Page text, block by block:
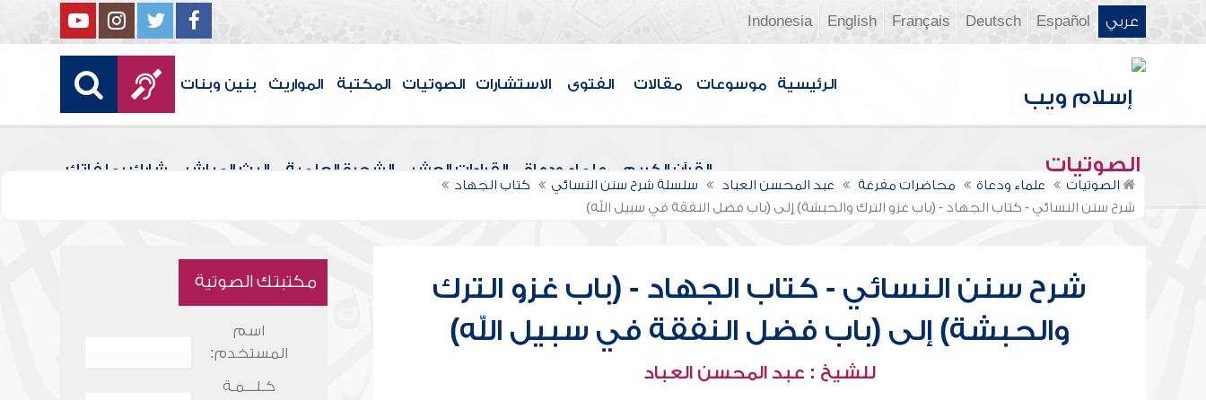
عربي Español
Deutsch
Français
English
Indonesia
الرئيسية موسوعات مقالات الفتوى الاستشارات الصوتيات المكتبة المواريث بنين وبنات
الصوتيات القرآن الكريم علماء ودعاة القراءات العشر الشجرة العلمية البث المباشر شارك بملفاتك
الصوتيات علماء ودعاة محاضرات مفرغة عبد المحسن العباد سلسلة شرح سنن النسائي
كتاب الجهاد
شرح سنن النسائي - كتاب الجهاد - (باب غزو الترك والحبشة) إلى (باب فضل النفقة في سبيل الله)
شرح سنن النسائي - كتاب الجهاد - (باب غزو الترك
والحبشة) إلى (باب فضل النفقة في سبيل الله)
للشيخ : عبد المحسن العباد
مكتبتك الصوتية
اسم
المستخدم:
كـلـــمـة